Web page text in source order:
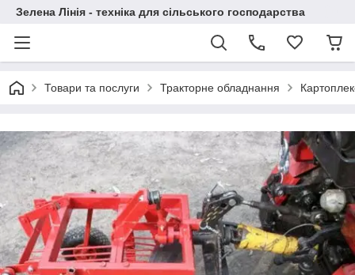
Зелена Лінія - техніка для сільського господарства
Товари та послуги Тракторне обладнання